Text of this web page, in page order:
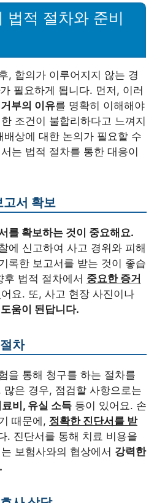
법적 절차와 준비
, 합의가 이루어지지 않는 경
가 필요하게 됩니다. 먼저, 이러
부의 이유를 명확히 이해해야
조건이 불합리하다고 느껴지
배상에 대한 논의가 필요할 수
는 법적 절차를 통한 대응이
고서 확보
를 확보하는 것이 중요해요.
에 신고하여 사고 경위와 피해
록한 보고서를 받는 것이 좋습
법적 절차에서 중요한 증거
요. 또, 사고 현장 사진이나
움이 된답니다.
차
을 통해 청구를 하는 절차를
많은 경우, 점검할 사항으로는
비, 유실 소득 등이 있어요. 손
때문에, 정확한 진단서를 받
. 진단서를 통해 치료 비용을
보험사와의 협상에서 강력한